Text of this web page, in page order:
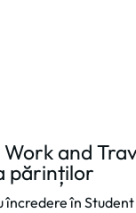
and
părinților
încredere în